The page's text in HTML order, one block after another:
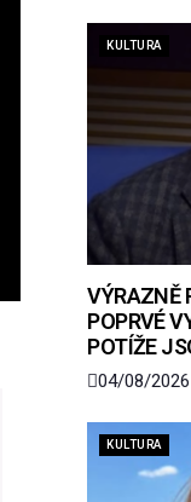
KULTURA
VÝRAZNĚ
POPRVÉ
POTÍŽE
04/08/2026
KULTURA